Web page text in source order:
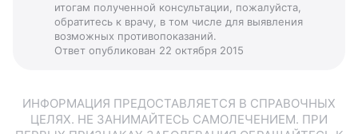
итогам полученной консультации, пожалуйста,
обратитесь к врачу, в том числе для выявления
возможных противопоказаний.
Ответ опубликован 22 октября 2015
ИНФОРМАЦИЯ ПРЕДОСТАВЛЯЕТСЯ В СПРАВОЧНЫХ
ЦЕЛЯХ. НЕ ЗАНИМАЙТЕСЬ САМОЛЕЧЕНИЕМ. ПРИ